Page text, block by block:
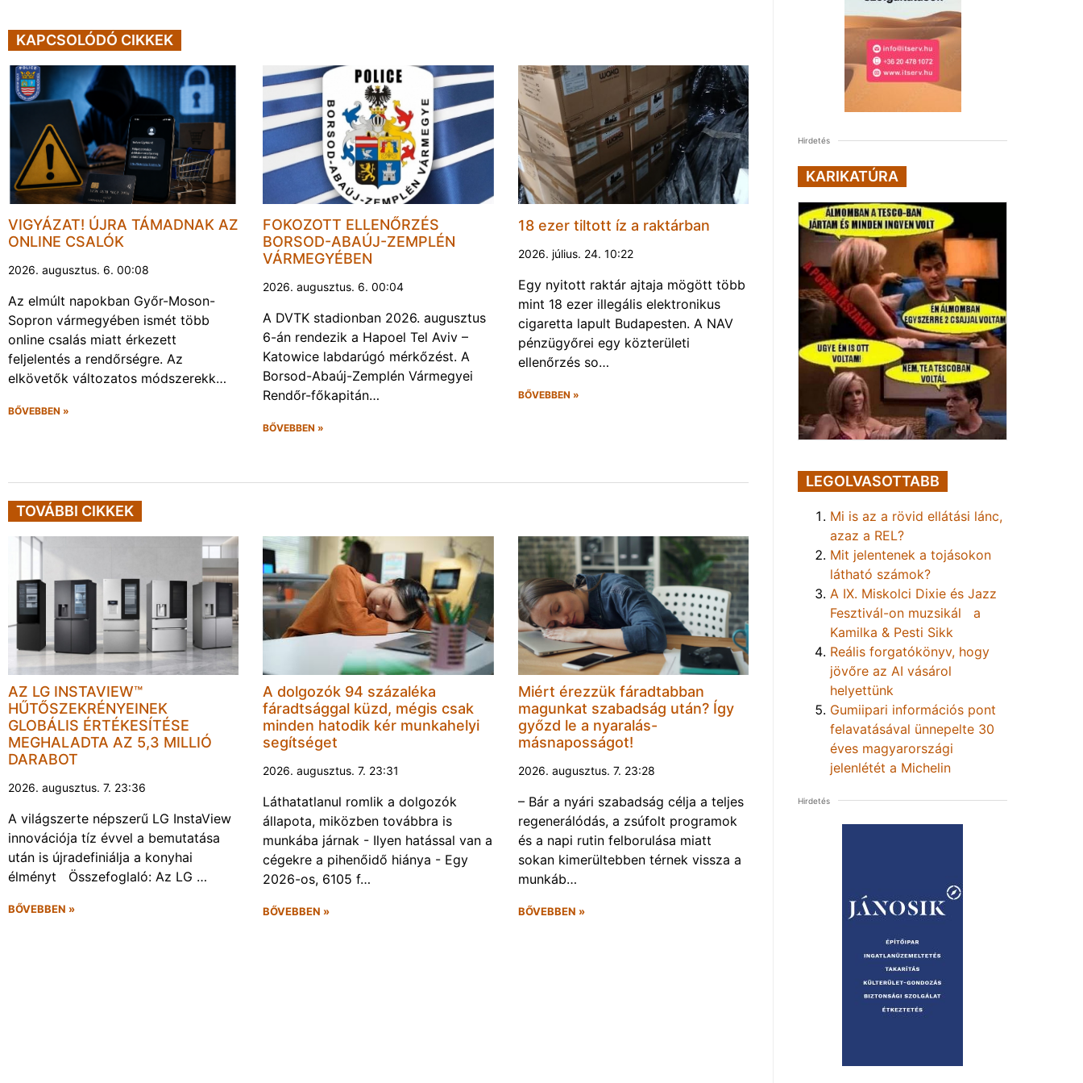
KAPCSOLÓDÓ CIKKEK
VIGYÁZAT! ÚJRA TÁMADNAK AZ
ONLINE CSALÓK
2026. augusztus. 6. 00:08
Az elmúlt napokban Győr-Moson-
Sopron vármegyében ismét több
online csalás miatt érkezett
feljelentés a rendőrségre. Az
elkövetők változatos módszerekk…
BŐVEBBEN »
FOKOZOTT ELLENŐRZÉS
BORSOD-ABAÚJ-ZEMPLÉN
VÁRMEGYÉBEN
2026. augusztus. 6. 00:04
A DVTK stadionban 2026. augusztus
6-án rendezik a Hapoel Tel Aviv –
Katowice labdarúgó mérkőzést. A
Borsod-Abaúj-Zemplén Vármegyei
Rendőr-főkapitán…
BŐVEBBEN »
18 ezer tiltott íz a raktárban
2026. július. 24. 10:22
Egy nyitott raktár ajtaja mögött több
mint 18 ezer illegális elektronikus
cigaretta lapult Budapesten. A NAV
pénzügyőrei egy közterületi
ellenőrzés so…
BŐVEBBEN »
TOVÁBBI CIKKEK
AZ LG INSTAVIEW™
HŰTŐSZEKRÉNYEINEK
GLOBÁLIS ÉRTÉKESÍTÉSE
MEGHALADTA AZ 5,3 MILLIÓ
DARABOT
2026. augusztus. 7. 23:36
A világszerte népszerű LG InstaView
innovációja tíz évvel a bemutatása
után is újradefiniálja a konyhai
élményt Összefoglaló: Az LG …
BŐVEBBEN »
A dolgozók 94 százaléka
fáradtsággal küzd, mégis csak
minden hatodik kér munkahelyi
segítséget
2026. augusztus. 7. 23:31
Láthatatlanul romlik a dolgozók
állapota, miközben továbbra is
munkába járnak - Ilyen hatással van a
cégekre a pihenőidő hiánya - Egy
2026-os, 6105 f…
BŐVEBBEN »
Miért érezzük fáradtabban
magunkat szabadság után? Így
győzd le a nyaralás-
másnaposságot!
2026. augusztus. 7. 23:28
– Bár a nyári szabadság célja a teljes
regenerálódás, a zsúfolt programok
és a napi rutin felborulása miatt
sokan kimerültebben térnek vissza a
munkáb…
BŐVEBBEN »
Hirdetés
KARIKATÚRA
LEGOLVASOTTABB
Mi is az a rövid ellátási lánc,
azaz a REL?
Mit jelentenek a tojásokon
látható számok?
A IX. Miskolci Dixie és Jazz
Fesztivál-on muzsikál a
Kamilka & Pesti Sikk
Reális forgatókönyv, hogy
jövőre az AI vásárol
helyettünk
Gumiipari információs pont
felavatásával ünnepelte 30
éves magyarországi
jelenlétét a Michelin
Hirdetés